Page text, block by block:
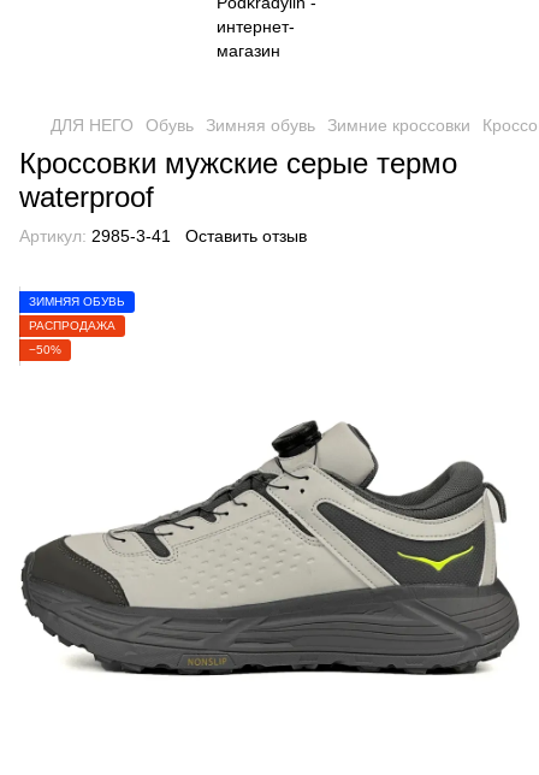
ДЛЯ НЕГО Обувь Зимняя обувь Зимние кроссовки
Кроссовки мужские серые термо
waterproof
Артикул: 2985-3-41 Оставить отзыв
ЗИМНЯЯ ОБУВЬ
РАСПРОДАЖА
−50%